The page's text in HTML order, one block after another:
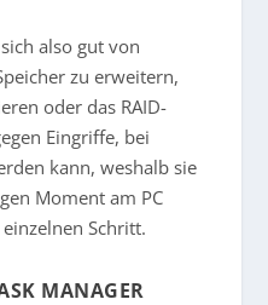
also gut von
zu erweitern,
oder das RAID-
Eingriffe, bei
kann, weshalb sie
Moment am PC
Schritt.
MANAGER